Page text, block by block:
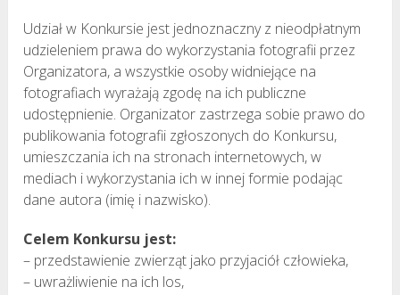
Udział w Konkursie jest jednoznaczny z nieodpłatnym
udzieleniem prawa do wykorzystania fotografii przez
Organizatora, a wszystkie osoby widniejące na
fotografiach wyrażają zgodę na ich publiczne
udostępnienie. Organizator zastrzega sobie prawo do
publikowania fotografii zgłoszonych do Konkursu,
umieszczania ich na stronach internetowych, w
mediach i wykorzystania ich w innej formie podając
dane autora (imię i nazwisko).
Celem Konkursu jest:
– przedstawienie zwierząt jako przyjaciół człowieka,
– uwrażliwienie na ich los,